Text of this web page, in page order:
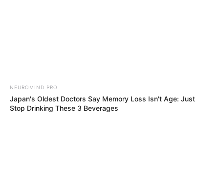
Kinoprogramm
Angebote für Behinderte
NEUROMIND PRO
Japan's Oldest Doctors Say Memory Loss Isn't Age: Just
Stop Drinking These 3 Beverages